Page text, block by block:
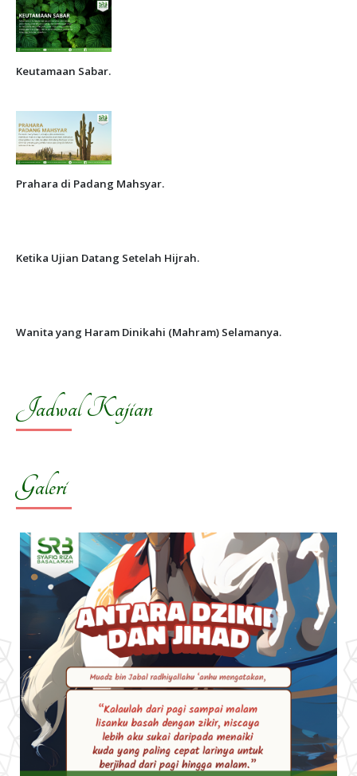
Keutamaan Sabar.
Prahara di Padang Mahsyar.
Ketika Ujian Datang Setelah Hijrah.
Wanita yang Haram Dinikahi (Mahram) Selamanya.
Jadwal Kajian
Galeri